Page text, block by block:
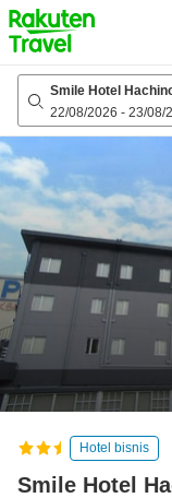
to
top
page
Smile Hotel
22/08/2026 - 23/08/
Hotel bisnis
Smile Hotel